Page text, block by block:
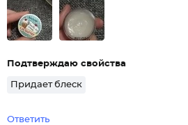
Подтверждаю свойства
Придает блеск
Ответить